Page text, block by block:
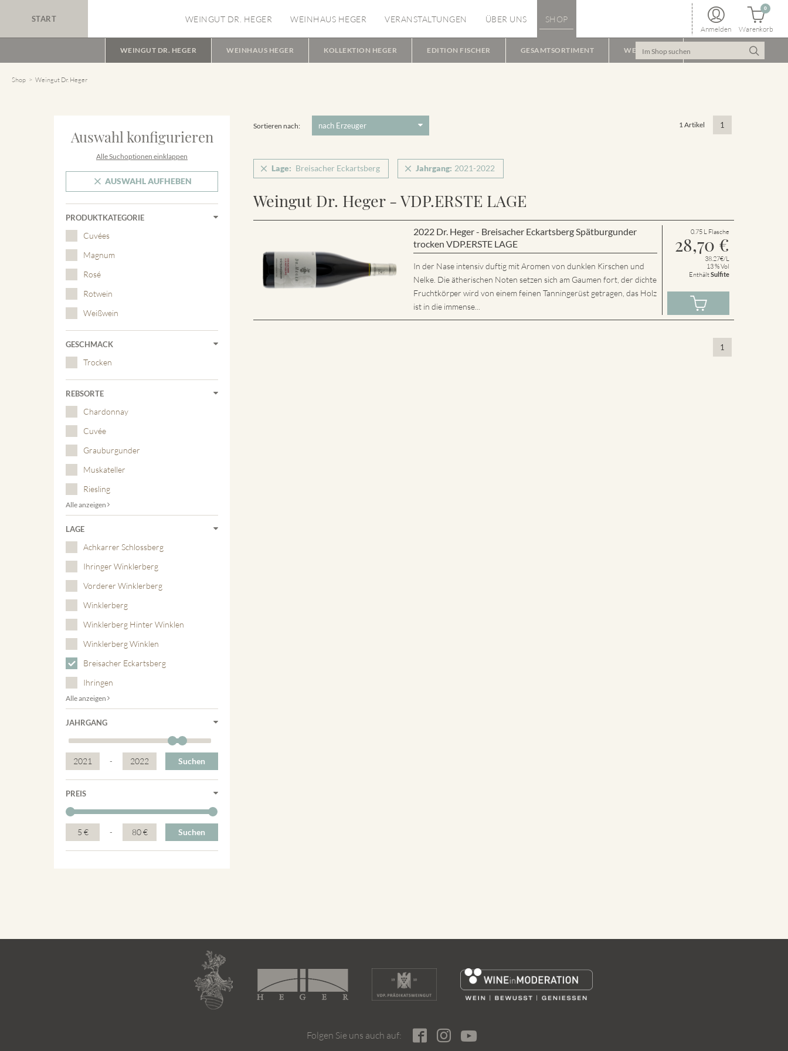
START WEINGUT DR. HEGER WEINHAUS HEGER VERANSTALTUNGEN ÜBER UNS SHOP
Anmelden Warenkorb
0
WEINGUT DR. HEGER WEINHAUS HEGER KOLLEKTION HEGER EDITION FISCHER GESAMTSORTIMENT WEINPAKET
Shop Weingut Dr. Heger
Auswahl konfigurieren
Alle Suchoptionen einklappen
AUSWAHL AUFHEBEN
PRODUKTKATEGORIE
Cuvées
Magnum
Rosé
Rotwein
Weißwein
GESCHMACK
Trocken
REBSORTE
Chardonnay
Cuvée
Grauburgunder
Muskateller
Riesling
Alle anzeigen
LAGE
Achkarrer Schlossberg
Ihringer Winklerberg
Vorderer Winklerberg
Winklerberg
Winklerberg Hinter Winklen
Winklerberg Winklen
Breisacher Eckartsberg
Ihringen
Alle anzeigen
JAHRGANG
2021 - 2022 Suchen
PREIS
5 € - 80 € Suchen
Sortieren nach: 1 Artikel 1
Lage: Breisacher Eckartsberg Jahrgang: 2021-2022
Weingut Dr. Heger - VDP.ERSTE LAGE
2022 Dr. Heger - Breisacher Eckartsberg Spätburgunder
trocken VDP.ERSTE LAGE
In der Nase intensiv duftig mit Aromen von dunklen Kirschen und
Nelke. Die ätherischen Noten setzen sich am Gaumen fort, der dichte
Fruchtkörper wird von einem feinen Tanningerüst getragen, das Holz
ist in die immense...
0.75 L Flasche
28,70 €
38.27€/L
13 % Vol
EnthältSulfite
1
Folgen Sie uns auch auf: